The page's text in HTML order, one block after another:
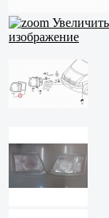
Увеличить
изображение